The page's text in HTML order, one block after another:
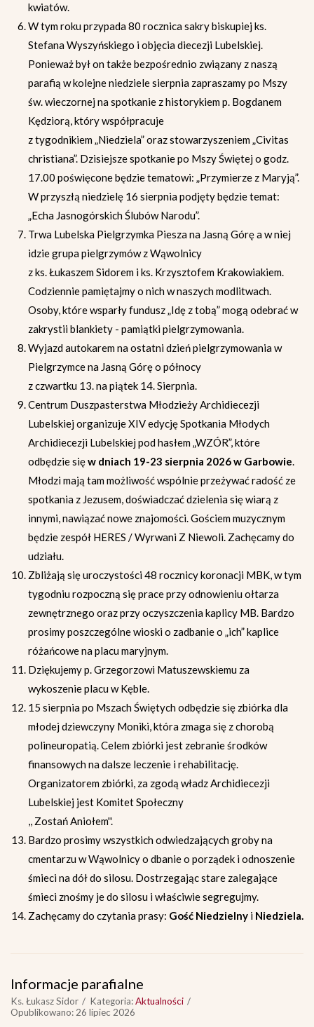
kwiatów.
W tym roku przypada 80 rocznica sakry biskupiej ks.
Stefana Wyszyńskiego i objęcia diecezji Lubelskiej.
Ponieważ był on także bezpośrednio związany z naszą
parafią w kolejne niedziele sierpnia zapraszamy po Mszy
św. wieczornej na spotkanie z historykiem p. Bogdanem
Kędziorą, który współpracuje
z tygodnikiem „Niedziela” oraz stowarzyszeniem „Civitas
christiana”. Dzisiejsze spotkanie po Mszy Świętej o godz.
17.00 poświęcone będzie tematowi: „Przymierze z Maryją”.
W przyszłą niedzielę 16 sierpnia podjęty będzie temat:
„Echa Jasnogórskich Ślubów Narodu”.
Trwa Lubelska Pielgrzymka Piesza na Jasną Górę a w niej
idzie grupa pielgrzymów z Wąwolnicy
z ks. Łukaszem Sidorem i ks. Krzysztofem Krakowiakiem.
Codziennie pamiętajmy o nich w naszych modlitwach.
Osoby, które wsparły fundusz „Idę z tobą” mogą odebrać w
zakrystii blankiety - pamiątki pielgrzymowania.
Wyjazd autokarem na ostatni dzień pielgrzymowania w
Pielgrzymce na Jasną Górę o północy
z czwartku 13. na piątek 14. Sierpnia.
Centrum Duszpasterstwa Młodzieży Archidiecezji
Lubelskiej organizuje XIV edycję Spotkania Młodych
Archidiecezji Lubelskiej pod hasłem „WZÓR”, które
odbędzie sięw dniach 19-23 sierpnia 2026 w Garbowie.
Młodzi mają tam możliwość wspólnie przeżywać radość ze
spotkania z Jezusem, doświadczać dzielenia się wiarą z
innymi, nawiązać nowe znajomości. Gościem muzycznym
będzie zespół HERES / Wyrwani Z Niewoli. Zachęcamy do
udziału.
Zbliżają się uroczystości 48 rocznicy koronacji MBK, w tym
tygodniu rozpoczną się prace przy odnowieniu ołtarza
zewnętrznego oraz przy oczyszczenia kaplicy MB. Bardzo
prosimy poszczególne wioski o zadbanie o „ich” kaplice
różańcowe na placu maryjnym.
Dziękujemy p. Grzegorzowi Matuszewskiemu za
wykoszenie placu w Kęble.
15 sierpnia po Mszach Świętych odbędzie się zbiórka dla
młodej dziewczyny Moniki, która zmaga się z chorobą
polineuropatią. Celem zbiórki jest zebranie środków
finansowych na dalsze leczenie i rehabilitację.
Organizatorem zbiórki, za zgodą władz Archidiecezji
Lubelskiej jest Komitet Społeczny
,, Zostań Aniołem''.
Bardzo prosimy wszystkich odwiedzających groby na
cmentarzu w Wąwolnicy o dbanie o porządek i odnoszenie
śmieci na dół do silosu. Dostrzegając stare zalegające
śmieci znośmy je do silosu i właściwie segregujmy.
Zachęcamy do czytania prasy: Gość Niedzielny i Niedziela.
Informacje parafialne
Ks. Łukasz Sidor Kategoria:Aktualności
Opublikowano: 26 lipiec 2026